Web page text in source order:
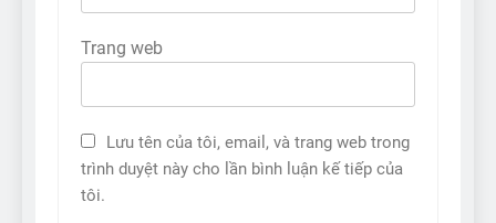
Trang web
Lưu tên của tôi, email, và trang web trong
trình duyệt này cho lần bình luận kế tiếp của
tôi.